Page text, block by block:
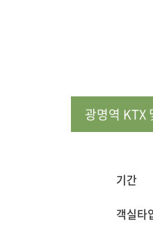
광명역 KTX
기간
객실타